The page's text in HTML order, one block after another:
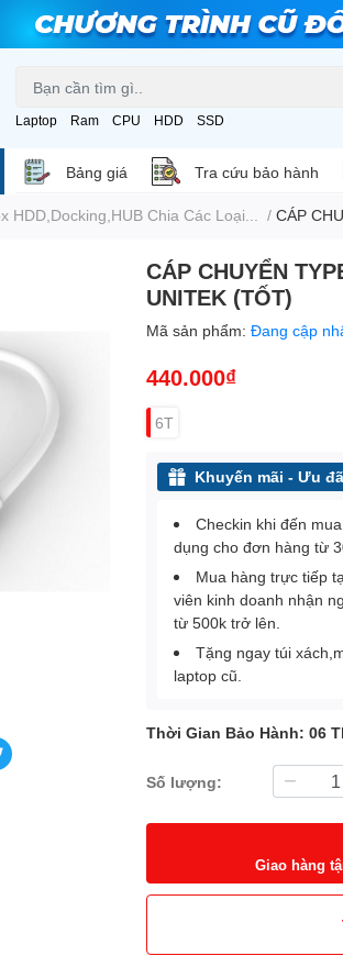
Laptop Ram CPU HDD SSD
Bảng giá Tra cứu bảo hành
Chia Các Loại... / CÁP
CÁP CHUYỂN
UNITEK (TỐT)
Mã sản phẩm:Đang cập
440.000₫
6T
Khuyến mãi - Ưu
Checkin khi đến
dụng cho đơn hàng từ
Mua hàng trực tiếp
viên kinh doanh nhận
từ 500k trở lên.
Tặng ngay túi
laptop cũ.
Thời Gian Bảo Hành: 06
Số lượng:
Giao hàng